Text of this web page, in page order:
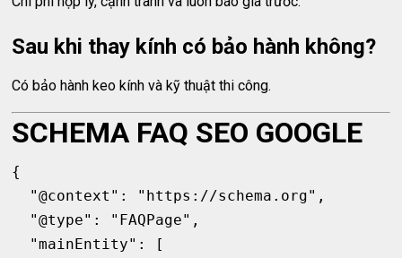
Sau khi thay kính có bảo hành không?
Có bảo hành keo kính và kỹ thuật thi công.
SCHEMA FAQ SEO GOOGLE
{
  "@context": "https://schema.org",
  "@type": "FAQPage",
  "mainEntity": [